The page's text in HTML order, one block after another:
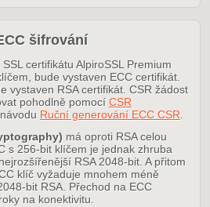
šifrování
certifikátu AlpiroSSL Premium
bude vystaven ECC certifikát.
vystaven RSA certifikát. CSR žádost
pohodlně pomocí CSR
Ruční generování ECC CSR
má oproti RSA celou
s 256-bit klíčem je jednak zhruba
RSA 2048-bit. A přitom
klíč vyžaduje mnohem méně
bit RSA. Přechod na ECC
na konektivitu.